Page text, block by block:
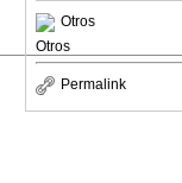
Otros
Otros
Permalink